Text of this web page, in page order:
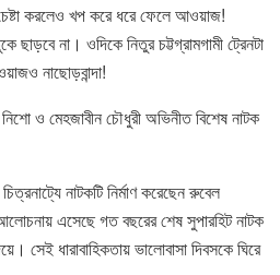
করলেও খপ করে ধরে ফেলে আওয়াজ!
ছাড়বে না। ওদিকে নিতুর চট্টগ্রামগামী ট্রেনটা
নাছোড়বান্দা!
ও মেহজাবীন চৌধুরী অভিনীত বিশেষ নাটক
নাটকটি নির্মাণ করেছেন রুবেল
এসেছে গত বছরের শেষ সুপারহিট নাটক
সেই ধারাবাহিকতায় ভালোবাসা দিবসকে ঘিরে